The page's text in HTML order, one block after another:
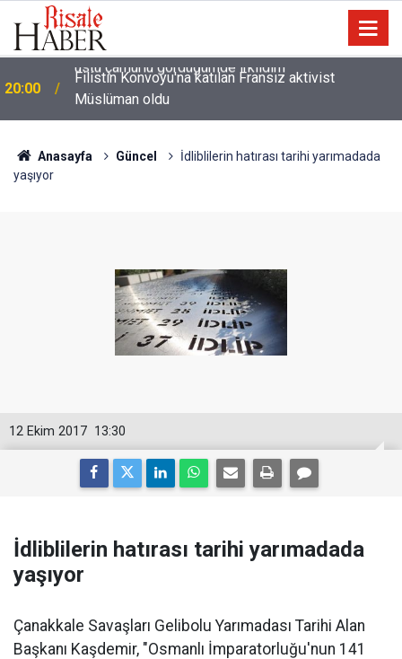
20:00
Filistin Konvoyu'na katılan Fransız aktivist
Müslüman oldu
Anasayfa Güncel
İdliblilerin hatırası tarihi yarımadada
yaşıyor
13:30
12 Ekim 2017
İdliblilerin hatırası tarihi yarımadada
yaşıyor
Çanakkale Savaşları Gelibolu Yarımadası Tarihi Alan
Başkanı Kaşdemir, "Osmanlı İmparatorluğu'nun 141